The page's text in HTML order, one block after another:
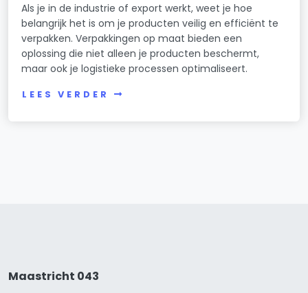
Als je in de industrie of export werkt, weet je hoe
belangrijk het is om je producten veilig en efficiënt te
verpakken. Verpakkingen op maat bieden een
oplossing die niet alleen je producten beschermt,
maar ook je logistieke processen optimaliseert.
LEES VERDER
Maastricht 043